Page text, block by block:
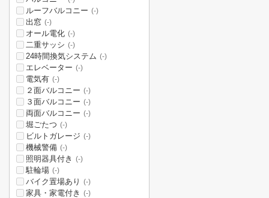
ルーフバルコニー (-)
出窓 (-)
オール電化 (-)
二重サッシ (-)
24時間換気システム (-)
エレベーター (-)
電気有 (-)
２面バルコニー (-)
３面バルコニー (-)
両面バルコニー (-)
堀ごたつ (-)
ビルトガレージ (-)
機械警備 (-)
照明器具付き (-)
駐輪場 (-)
バイク置場あり (-)
家具・家電付き (-)